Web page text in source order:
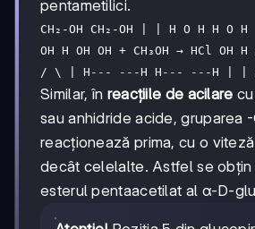
pentametilici.
CH₂-OH CH₂-OH | | H O H
OH H OH OH + CH₃OH → HCl
/ \ | H--- ---H H--- ---H | | OH
Similar, în reacțiile de acilare
sau anhidride acide, gruparea
reacționează prima, cu o
decât celelalte. Astfel se obțin
esterul pentaacetilat al α-D-